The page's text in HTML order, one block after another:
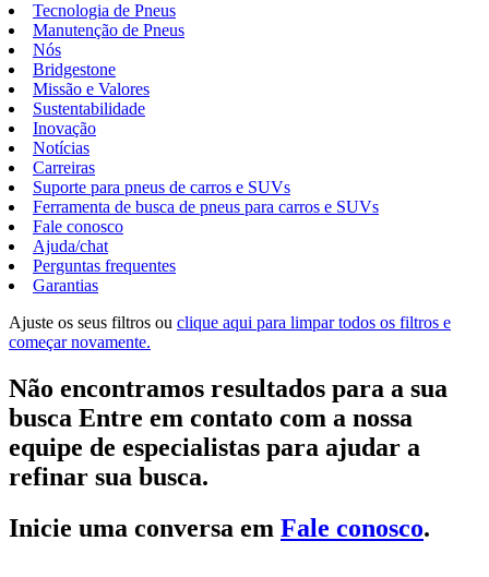
Tecnologia de Pneus
Manutenção de Pneus
Nós
Bridgestone
Missão e Valores
Sustentabilidade
Inovação
Notícias
Carreiras
Suporte para pneus de carros e SUVs
Ferramenta de busca de pneus para carros e SUVs
Fale conosco
Ajuda/chat
Perguntas frequentes
Garantias
Ajuste os seus filtros ou clique aqui para limpar todos os filtros e
começar novamente.
Não encontramos resultados para a sua
busca Entre em contato com a nossa
equipe de especialistas para ajudar a
refinar sua busca.
Inicie uma conversa em Fale conosco.